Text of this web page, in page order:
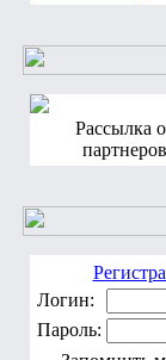
Рассылка
партнеров
Логин:
Пароль: